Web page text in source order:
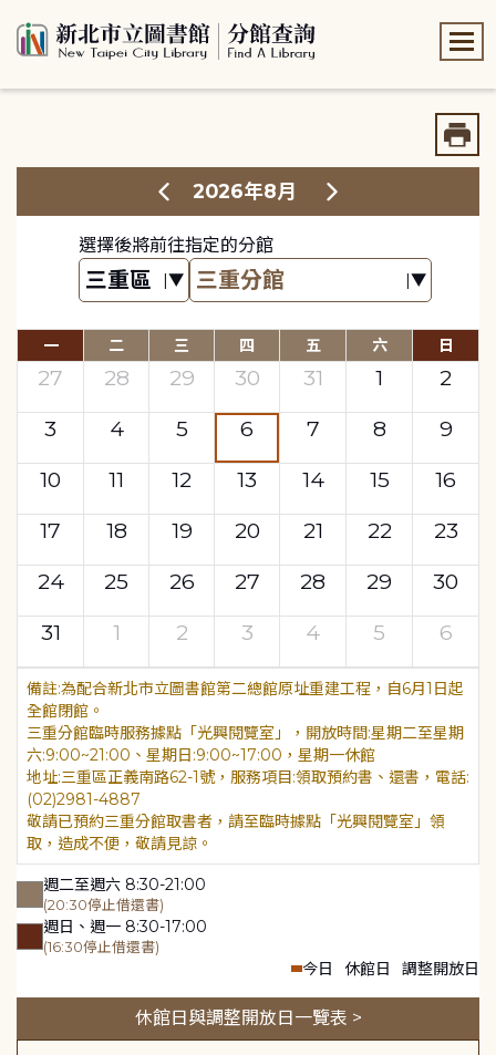
2026年8月
選擇後將前往指定的分館
一 二 三 四 五 六 日
27 28 29 30 31 1
2
3
4 5 6 7 8
9
10
11 12 13 14 15
16
17
18 19 20 21 22
23
24
25 26 27 28 29
30
31
1 2 3 4 5 6
為配合新北市立圖書館第二總館原址重建工程，自6月1日起
全館閉館。
三重分館臨時服務據點「光興閱覽室」，開放時間:星期二至星期
六:9:00~21:00、星期日:9:00~17:00，星期一休館
地址:三重區正義南路62-1號，服務項目:領取預約書、還書，電話:
(02)2981-4887
敬請已預約三重分館取書者，請至臨時據點「光興閱覽室」領
取，造成不便，敬請見諒。
週二至週六 8:30-21:00
(20:30停止借還書)
週日、週一 8:30-17:00
(16:30停止借還書)
今日 休館日 調整開放日
休館日與調整開放日一覽表 >